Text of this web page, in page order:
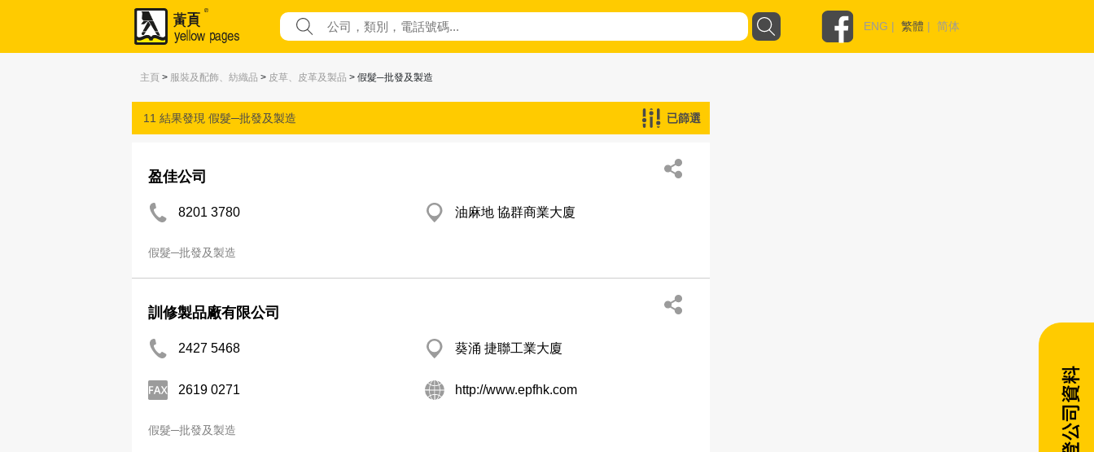
ENG | 繁體 | 简体
主頁 > 服裝及配飾、紡織品 > 皮草、皮革及製品 > 假髮─批發及製造
11 結果發現 假髮─批發及製造 已篩選
盈佳公司
8201 3780 油麻地 協群商業大廈
假髮─批發及製造
訓修製品廠有限公司
2427 5468 葵涌 捷聯工業大廈
2619 0271 http://www.epfhk.com
假髮─批發及製造